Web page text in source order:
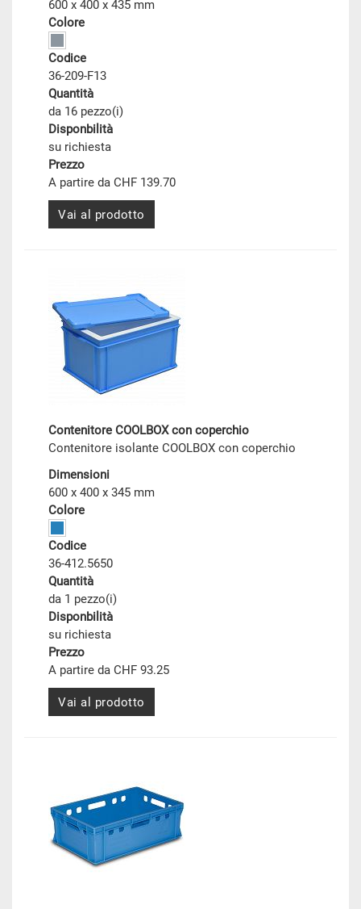
600 x 400 x 435 mm
Colore
Codice
36-209-F13
Quantità
da 16 pezzo(i)
Disponbilità
su richiesta
Prezzo
A partire da CHF 139.70
Vai al prodotto
Contenitore COOLBOX con coperchio
Contenitore isolante COOLBOX con coperchio
Dimensioni
600 x 400 x 345 mm
Colore
Codice
36-412.5650
Quantità
da 1 pezzo(i)
Disponbilità
su richiesta
Prezzo
A partire da CHF 93.25
Vai al prodotto